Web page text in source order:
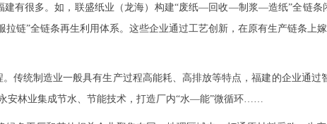
有很多。如，联盛纸业（龙海）构建“废纸—回收—制浆—造纸”全链条
”全链条再生利用体系。这些企业通过工艺创新，在原有生产链条上
统制造业一般具有生产过程高能耗、高排放等特点，福建的企业通过
安林业集成节水、节能技术，打造厂内“水—能”微循环……